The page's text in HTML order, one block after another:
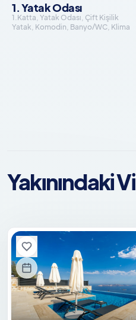
1. Yatak Odası
1.Katta, Yatak Odası, Çift Kişilik
Yatak, Komodin, Banyo/WC, Klima
Yakınındaki